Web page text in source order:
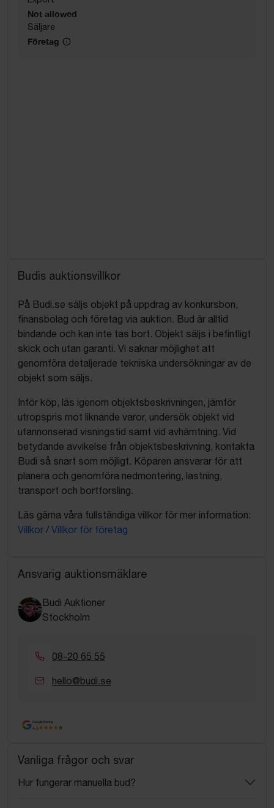
Not allowed
Säljare
Företag
Budis auktionsvillkor
På Budi.se säljs objekt på uppdrag av konkursbon,
finansbolag och företag via auktion. Bud är alltid
bindande och kan inte tas bort. Objekt säljs i befintligt
skick och utan garanti. Vi saknar möjlighet att
genomföra detaljerade tekniska undersökningar av de
objekt som säljs.
Inför köp, läs igenom objektsbeskrivningen, jämför
utropspris mot liknande varor, undersök objekt vid
utannonserad visningstid samt vid avhämtning. Vid
betydande avvikelse från objektsbeskrivning, kontakta
Budi så snart som möjligt. Köparen ansvarar för att
planera och genomföra nedmontering, lastning,
transport och bortforsling.
Läs gärna våra fullständiga villkor för mer information:
Villkor / Villkor för företag
Ansvarig auktionsmäklare
Budi Auktioner
Stockholm
08-20 65 55
hello@budi.se
Google Rating
4.5
Vanliga frågor och svar
Hur fungerar manuella bud?